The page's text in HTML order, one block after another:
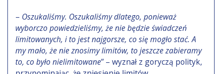
– Oszukaliśmy. Oszukaliśmy dlatego, ponieważ
wyborczo powiedzieliśmy, że nie będzie świadczeń
limitowanych, i to jest najgorsze, co się mogło stać. A
my mało, że nie znosimy limitów, to jeszcze zabieramy
to, co było nielimitowane” – wyznał z goryczą polityk,